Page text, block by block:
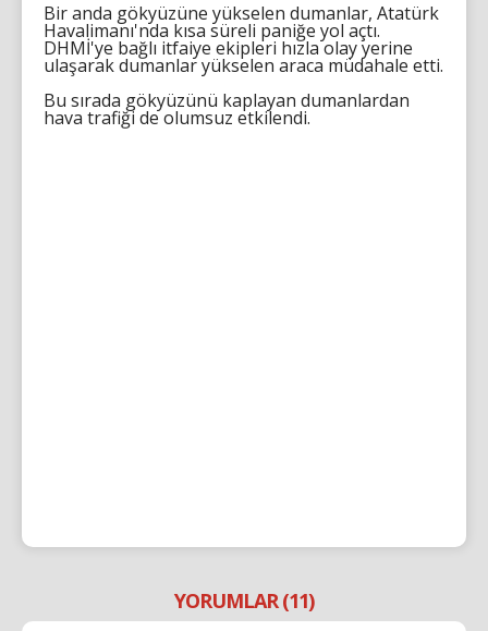
Bir anda gökyüzüne yükselen dumanlar, Atatürk
Havalimanı'nda kısa süreli paniğe yol açtı.
DHMİ'ye bağlı itfaiye ekipleri hızla olay yerine
ulaşarak dumanlar yükselen araca müdahale etti.
Bu sırada gökyüzünü kaplayan dumanlardan
hava trafiği de olumsuz etkilendi.
YORUMLAR (11)